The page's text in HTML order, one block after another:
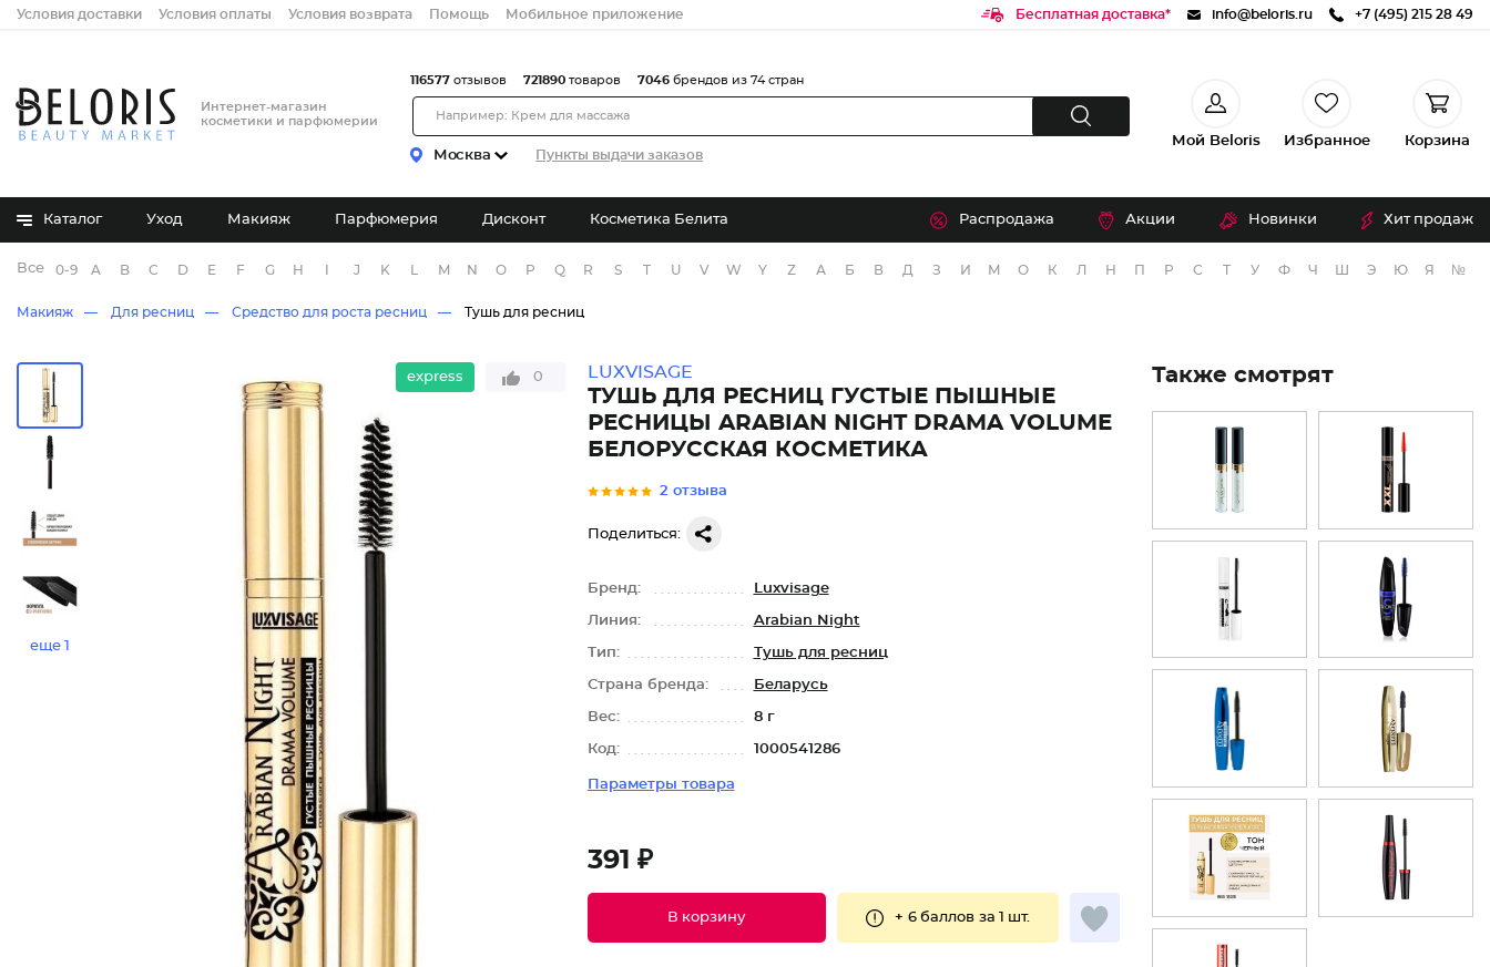
Условия доставки Условия оплаты Условия возврата Помощь Мобильное приложение Бесплатная доставка* info@beloris.ru +7 (495) 215 28 49
Интернет-магазин
косметики и парфюмерии
Москва Пункты выдачи заказов
116577 отзывов 721890 товаров 7046 брендов из 74 стран
Мой Beloris Избранное Корзина
Каталог Уход Макияж Парфюмерия Дисконт Косметика Белита Распродажа Акции Новинки Хит продаж
Все бренды
0-9 A B C D E F G H J K M N O P Q R S T U V W Y Z А Б В Д З И М О К Л Н П Р С Т У Ф Ч Э Ю Я №
Макияж Для ресниц Средство для роста ресниц Тушь для ресниц
express 0
еще 1
LUXVISAGE
ТУШЬ ДЛЯ РЕСНИЦ ГУСТЫЕ ПЫШНЫЕ
РЕСНИЦЫ ARABIAN NIGHT DRAMA VOLUME
БЕЛОРУССКАЯ КОСМЕТИКА
2 отзыва
Поделиться:
Бренд: Luxvisage
Линия: Arabian Night
Тип: Тушь для ресниц
Страна бренда: Беларусь
Вес: 8 г
Код: 1000541286
Параметры товара
391 ₽
В корзину + 6 баллов за 1 шт.
Также смотрят